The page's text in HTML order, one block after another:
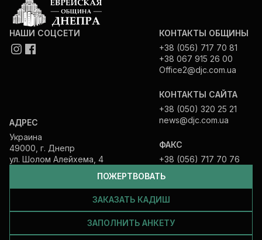
ПОЖЕРТВОВАТЬ
ЗАКАЗАТЬ КАДИШ
ЗАПОЛНИТЬ АНКЕТУ
НАШИ СОЦСЕТИ
АДРЕС
Украина
49000, г. Днепр
ул. Шолом Алейхема, 4
КОНТАКТЫ ОБЩИНЫ
+38 (056) 717 70 81
+38 067 915 26 00
Office2@djc.com.ua
КОНТАКТЫ САЙТА
+38 (050) 320 25 21
news@djc.com.ua
ФАКС
+38 (056) 717 70 76